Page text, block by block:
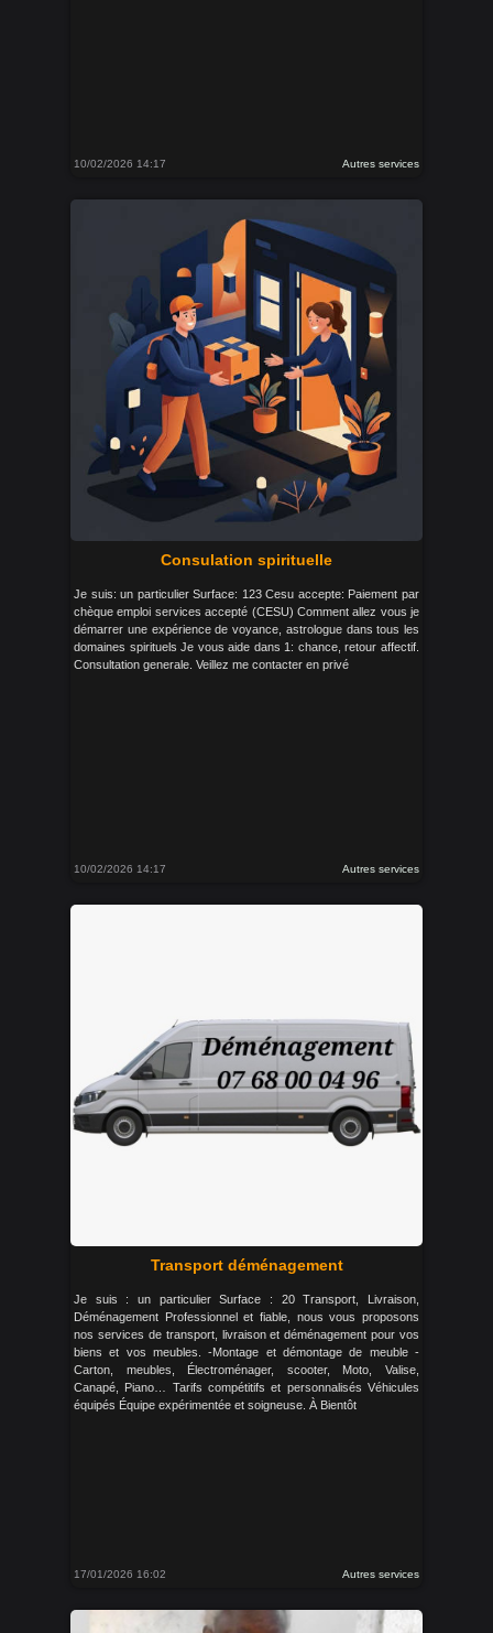
10/02/2026 14:17 Autres services
Consulation spirituelle
Je suis: un particulier Surface: 123 Cesu accepte: Paiement par
chèque emploi services accepté (CESU) Comment allez vous je
démarrer une expérience de voyance, astrologue dans tous les
domaines spirituels Je vous aide dans 1: chance, retour affectif.
Consultation generale. Veillez me contacter en privé
10/02/2026 14:17 Autres services
Transport déménagement
Je suis : un particulier Surface : 20 Transport, Livraison,
Déménagement Professionnel et fiable, nous vous proposons
nos services de transport, livraison et déménagement pour vos
biens et vos meubles. -Montage et démontage de meuble -
Carton, meubles, Électroménager, scooter, Moto, Valise,
Canapé, Piano… Tarifs compétitifs et personnalisés Véhicules
équipés Équipe expérimentée et soigneuse. À Bientôt
17/01/2026 16:02 Autres services